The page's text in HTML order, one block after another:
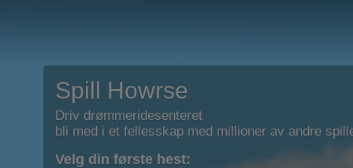
Spill Howrse
Driv drømmeridesenteret
bli med i et fellesskap med millioner av andre
Velg din første hest: